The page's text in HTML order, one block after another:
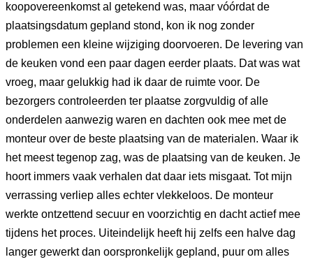
koopovereenkomst al getekend was, maar vóórdat de
plaatsingsdatum gepland stond, kon ik nog zonder
problemen een kleine wijziging doorvoeren. De levering van
de keuken vond een paar dagen eerder plaats. Dat was wat
vroeg, maar gelukkig had ik daar de ruimte voor. De
bezorgers controleerden ter plaatse zorgvuldig of alle
onderdelen aanwezig waren en dachten ook mee met de
monteur over de beste plaatsing van de materialen. Waar ik
het meest tegenop zag, was de plaatsing van de keuken. Je
hoort immers vaak verhalen dat daar iets misgaat. Tot mijn
verrassing verliep alles echter vlekkeloos. De monteur
werkte ontzettend secuur en voorzichtig en dacht actief mee
tijdens het proces. Uiteindelijk heeft hij zelfs een halve dag
langer gewerkt dan oorspronkelijk gepland, puur om alles